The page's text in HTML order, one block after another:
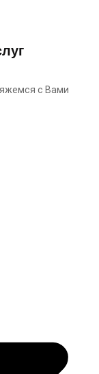
с Вами